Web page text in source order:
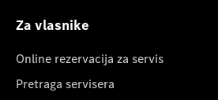
Za vlasnike
Online rezervacija za servis
Pretraga servisera